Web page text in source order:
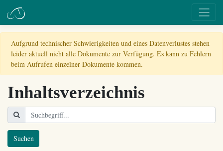
Aufgrund technischer Schwierigkeiten und eines Datenverlustes stehen
leider aktuell nicht alle Dokumente zur Verfügung. Es kann zu Fehlern
beim Aufrufen einzelner Dokumente kommen.
Inhaltsverzeichnis
Suchen